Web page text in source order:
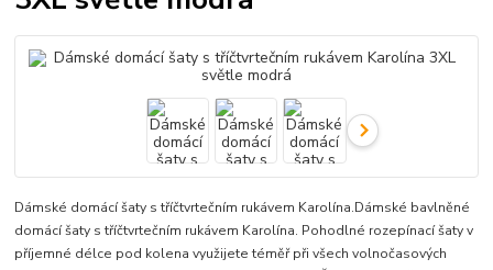
Dámské domácí šaty s tříčtvrtečním rukávem Karolína.Dámské bavlněné
domácí šaty s tříčtvrtečním rukávem Karolína. Pohodlné rozepínací šaty v
příjemné délce pod kolena využijete téměř při všech volnočasových